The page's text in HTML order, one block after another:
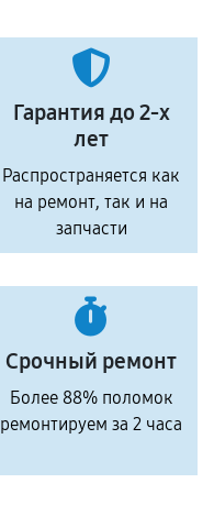
Гарантия до 2-х
лет
Распространяется как
на ремонт, так и на
запчасти
Срочный ремонт
Более 88% поломок
ремонтируем за 2 часа